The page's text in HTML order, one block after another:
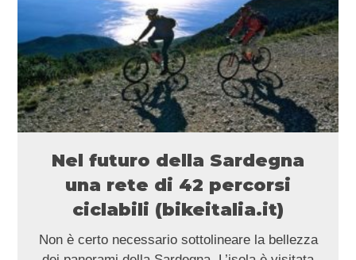
Nel futuro della Sardegna
una rete di 42 percorsi
ciclabili (bikeitalia.it)
Non è certo necessario sottolineare la bellezza